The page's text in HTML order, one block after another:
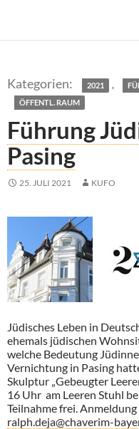
2021 ,
ÖFFENTL. RAUM
Führung
Pasing
25. JULI 2021 KUFO
Jüdisches Leben in
ehemals jüdischen
welche Bedeutung
Vernichtung in Pasing
Skulptur „Gebeugter
16 Uhr am Leeren Stuhl
Teilnahme frei.
ralph.deja@chaverim-